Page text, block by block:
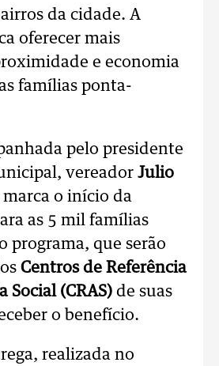
da cidade. A
oferecer mais
e economia
famílias ponta-
pelo presidente
vereador Julio
marca o início da
as 5 mil famílias
programa, que serão
Centros de Referência
Social (CRAS) de suas
o benefício.
realizada no